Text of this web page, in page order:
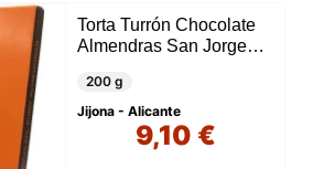
Torta Turrón Chocolate
Almendras San Jorge
200 g
Jijona - Alicante
9,10 €